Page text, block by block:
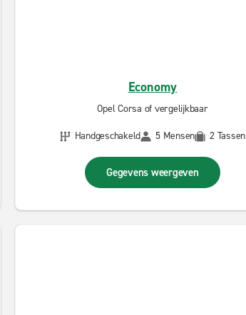
Economy
Opel Corsa of vergelijkbaar
Handgeschakeld
5 Mensen 2 Tassen
Gegevens weergeven